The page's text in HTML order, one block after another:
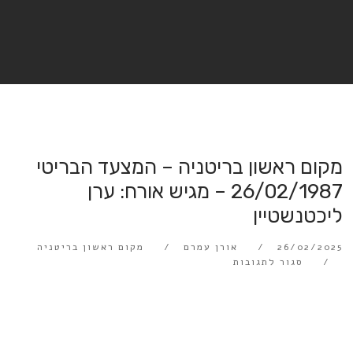
מקום ראשון בריטניה – המצעד הבריטי
26/02/1987 – מגיש אורח: ערן
ליכטנשטיין
26/02/2025 אורן עמרם
מקום ראשון בריטניה
סגור לתגובות